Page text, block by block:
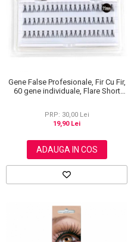
Gene False Profesionale, Fir Cu Fir,
60 gene individuale, Flare Short
PRP: 30,00 Lei
19,90 Lei
ADAUGA IN COS